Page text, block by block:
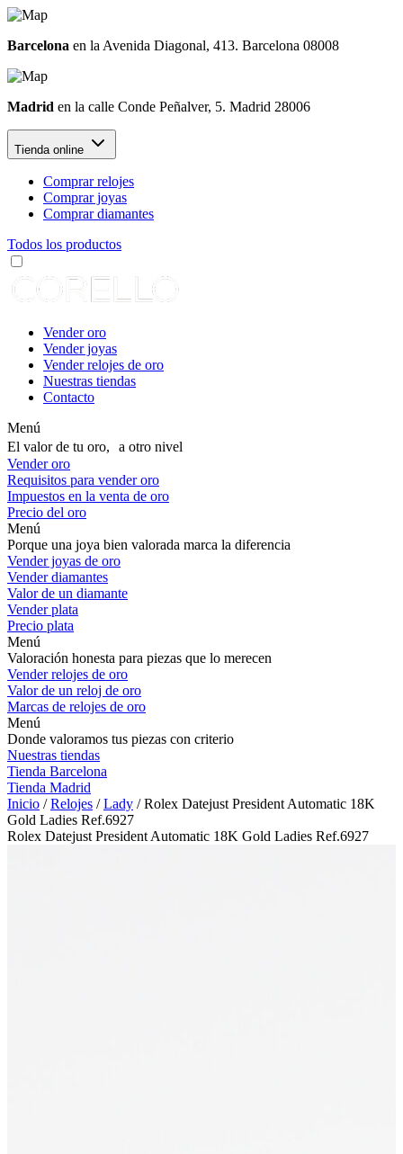
Barcelona en la Avenida Diagonal, 413. Barcelona 08008
Madrid en la calle Conde Peñalver, 5. Madrid 28006
Tienda online
Comprar relojes
Comprar joyas
Comprar diamantes
Todos los productos
Vender oro
Vender joyas
Vender relojes de oro
Nuestras tiendas
Contacto
Menú
El valor de tu oro, a otro nivel
Vender oro
Requisitos para vender oro
Impuestos en la venta de oro
Precio del oro
Menú
Porque una joya bien valorada marca la diferencia
Vender joyas de oro
Vender diamantes
Valor de un diamante
Vender plata
Precio plata
Menú
Valoración honesta para piezas que lo merecen
Vender relojes de oro
Valor de un reloj de oro
Marcas de relojes de oro
Menú
Donde valoramos tus piezas con criterio
Nuestras tiendas
Tienda Barcelona
Tienda Madrid
Inicio /Relojes /Lady / Rolex Datejust President Automatic 18K
Gold Ladies Ref.6927
Rolex Datejust President Automatic 18K Gold Ladies Ref.6927